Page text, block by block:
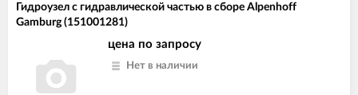
Гидроузел с гидравлической частью в сборе Alpenhoff
Gamburg (151001281)
цена по запросу
Нет в наличии